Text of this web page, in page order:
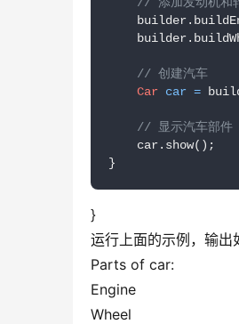
// 创建汽车
Car car =
// 显示汽车部件
    car.show();
}
}
运行上面的示例，输出
Parts of car:
Engine
Wheel